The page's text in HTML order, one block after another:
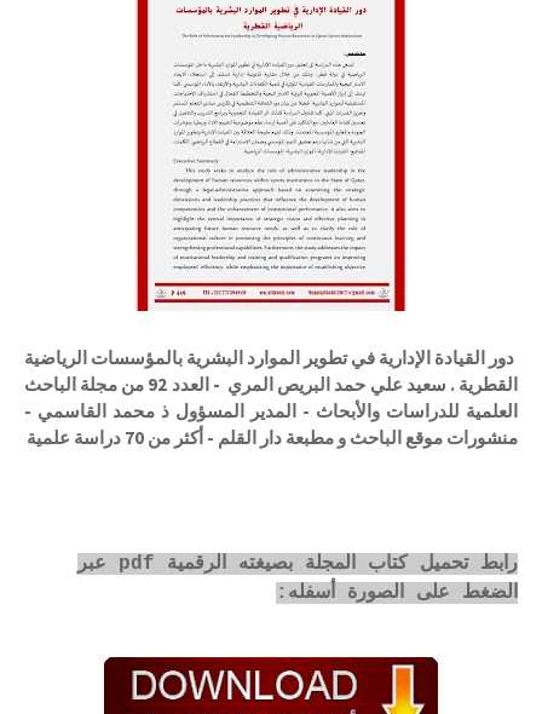
دور القيادة الإدارية في تطوير الموارد البشرية بالمؤسسات الرياضية
القطرية . سعيد علي حمد البريص المري - العدد 92 من مجلة الباحث
العلمية للدراسات والأبحاث - المدير المسؤول ذ محمد القاسمي -
منشورات موقع الباحث و مطبعة دار القلم - أكثر من 70 دراسة علمية
رابط تحميل كتاب المجلة بصيغته الرقمية pdf عبر
الضغط على الصورة أسفله: